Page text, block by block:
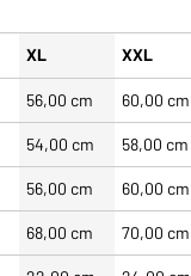
XL XXL
56,00 cm 60,00 cm
54,00 cm 58,00 cm
56,00 cm 60,00 cm
68,00 cm 70,00 cm